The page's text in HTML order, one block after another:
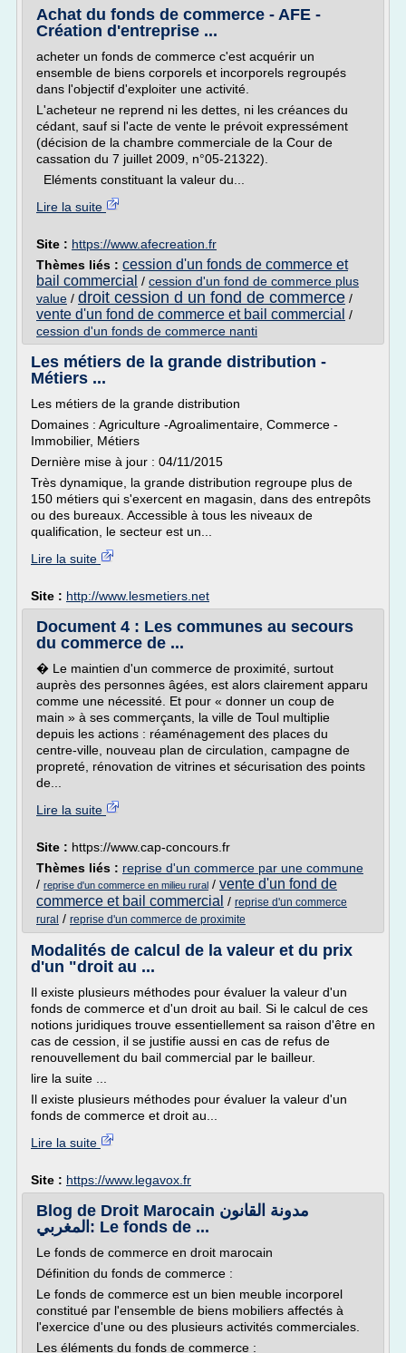
Achat du fonds de commerce - AFE -
Création d'entreprise ...
acheter un fonds de commerce c'est acquérir un
ensemble de biens corporels et incorporels regroupés
dans l'objectif d'exploiter une activité.
L'acheteur ne reprend ni les dettes, ni les créances du
cédant, sauf si l'acte de vente le prévoit expressément
(décision de la chambre commerciale de la Cour de
cassation du 7 juillet 2009, n°05-21322).
Eléments constituant la valeur du...
Lire la suite
Site : https://www.afecreation.fr
Thèmes liés : cession d'un fonds de commerce et
bail commercial / cession d'un fond de commerce plus
value / droit cession d un fond de commerce /
vente d'un fond de commerce et bail commercial /
cession d'un fonds de commerce nanti
Les métiers de la grande distribution -
Métiers ...
Les métiers de la grande distribution
Domaines : Agriculture -Agroalimentaire, Commerce -
Immobilier, Métiers
Dernière mise à jour : 04/11/2015
Très dynamique, la grande distribution regroupe plus de
150 métiers qui s'exercent en magasin, dans des entrepôts
ou des bureaux. Accessible à tous les niveaux de
qualification, le secteur est un...
Lire la suite
Site : http://www.lesmetiers.net
Document 4 : Les communes au secours
du commerce de ...
� Le maintien d'un commerce de proximité, surtout
auprès des personnes âgées, est alors clairement apparu
comme une nécessité. Et pour « donner un coup de
main » à ses commerçants, la ville de Toul multiplie
depuis les actions : réaménagement des places du
centre-ville, nouveau plan de circulation, campagne de
propreté, rénovation de vitrines et sécurisation des points
de...
Lire la suite
Site : https://www.cap-concours.fr
Thèmes liés : reprise d'un commerce par une commune
/ reprise d'un commerce en milieu rural / vente d'un fond de
commerce et bail commercial / reprise d'un commerce
rural / reprise d'un commerce de proximite
Modalités de calcul de la valeur et du prix
d'un "droit au ...
Il existe plusieurs méthodes pour évaluer la valeur d'un
fonds de commerce et d'un droit au bail. Si le calcul de ces
notions juridiques trouve essentiellement sa raison d'être en
cas de cession, il se justifie aussi en cas de refus de
renouvellement du bail commercial par le bailleur.
lire la suite ...
Il existe plusieurs méthodes pour évaluer la valeur d'un
fonds de commerce et droit au...
Lire la suite
Site : https://www.legavox.fr
Blog de Droit Marocain مدونة القانون
المغربي: Le fonds de ...
Le fonds de commerce en droit marocain
Définition du fonds de commerce :
Le fonds de commerce est un bien meuble incorporel
constitué par l'ensemble de biens mobiliers affectés à
l'exercice d'une ou des plusieurs activités commerciales.
Les éléments du fonds de commerce :